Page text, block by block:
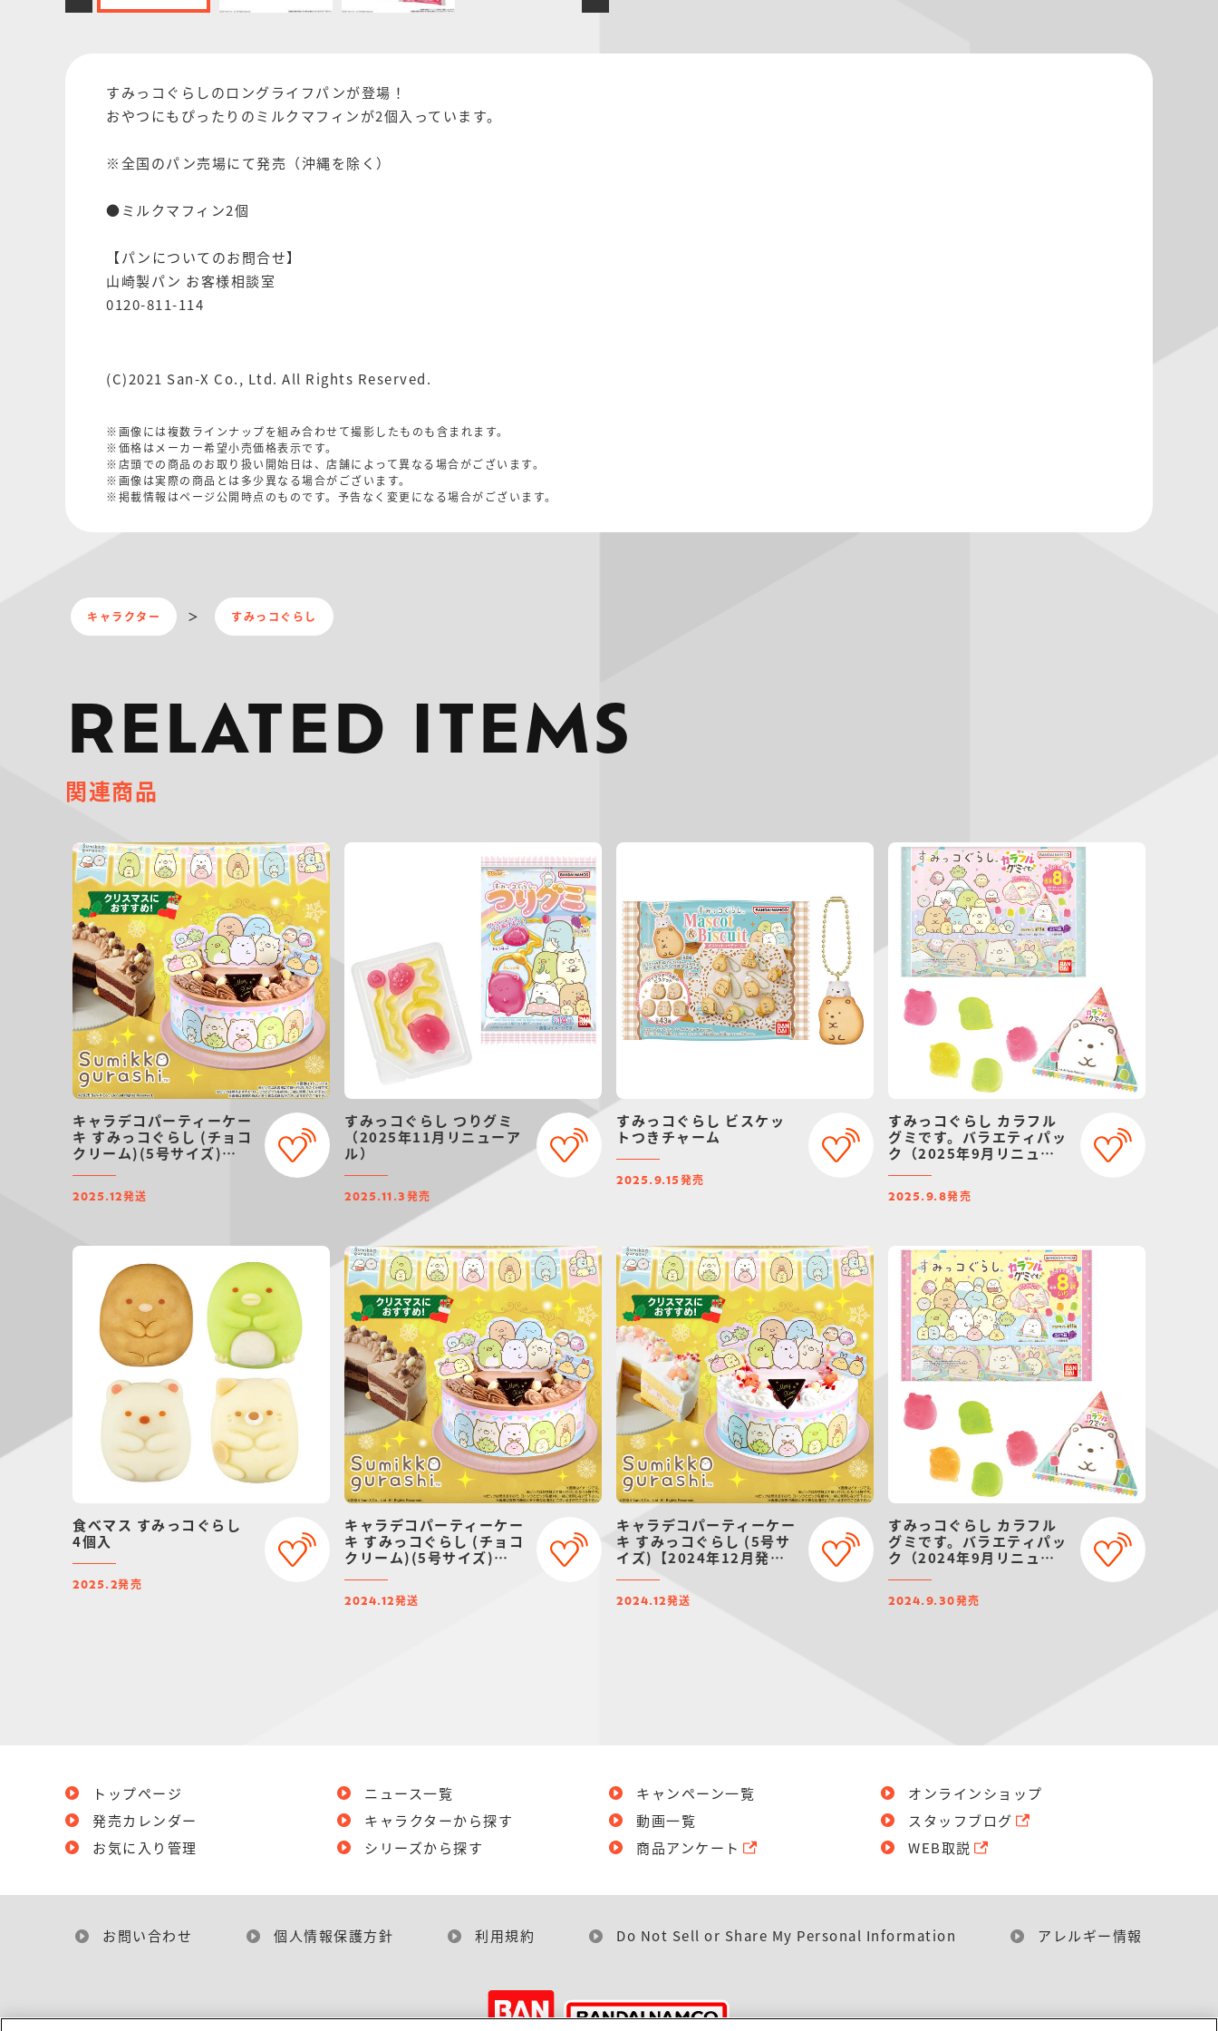
すみっコぐらしのロングライフパンが登場！
おやつにもぴったりのミルクマフィンが2個入っています。
※全国のパン売場にて発売（沖縄を除く）
●ミルクマフィン2個
【パンについてのお問合せ】
山崎製パン お客様相談室
0120-811-114
(C)2021 San-X Co., Ltd. All Rights Reserved.
※画像には複数ラインナップを組み合わせて撮影したものも含まれます。
※価格はメーカー希望小売価格表示です。
※店頭での商品のお取り扱い開始日は、店舗によって異なる場合がございます。
※画像は実際の商品とは多少異なる場合がございます。
※掲載情報はページ公開時点のものです。予告なく変更になる場合がございます。
キャラクター すみっコぐらし
RELATED ITEMS
関連商品
キャラデコパーティーケー
キ すみっコぐらし (チョコ
クリーム)(5号サイズ)
スマス予約】
2025.12発送
すみっコぐらし つりグミ
（2025年11月リニューア
ル）
2025.11.3 発売
すみっコぐらし ビスケッ
トつきチャーム
2025.9.15 発売
すみっコぐらし カラフル
グミです。バラエティパッ
ク（2025年9月リニュー
2025.9.8発売
食べマス すみっコぐらし
4個入
2025.2発売
キャラデコパーティーケー
キ すみっコぐらし (チョコ
クリーム)(5号サイズ)
スマス予約】
2024.12発送
キャラデコパーティーケー
キ すみっコぐらし (5号サ
イズ)【2024年12月発
2024.12発送
すみっコぐらし カラフル
グミです。バラエティパッ
ク（2024年9月リニュー
2024.9.30発売
トップページ
発売カレンダー
お気に入り管理
ニュース一覧
キャラクターから探す
シリーズから探す
キャンペーン一覧
動画一覧
商品アンケート
オンラインショップ
スタッフブログ
WEB取説
お問い合わせ 個人情報保護方針 利用規約 Do Not Sell or Share My Personal Information アレルギー情報